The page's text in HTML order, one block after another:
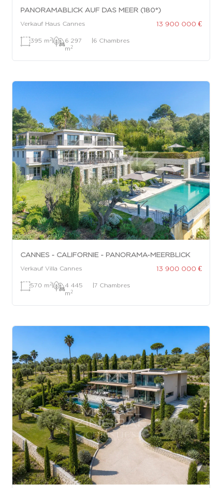
PANORAMABLICK AUF DAS MEER (180°)
Verkauf Haus Cannes 13 900 000 €
395 m 2|
6 297
m 2
|6 Chambres
CANNES - CALIFORNIE - PANORAMA-MEERBLICK
Verkauf Villa Cannes 13 900 000 €
570 m 2|
4 445
m 2
|7 Chambres